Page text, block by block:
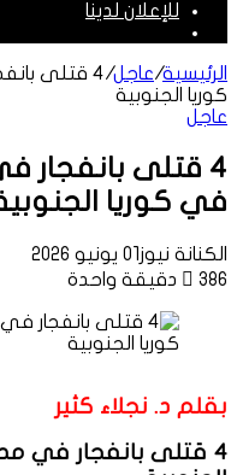
للإعلان لدينا
الرئيسية/عاجل/
4 قتلى
كوريا الجنوبية
عاجل
4 قتلى
في كوريا
الكنانة نيوز01 يونيو 2026
386
دقيقة واحدة
بقلم د. نجلاء كثير
4 قتلى بانفجار في